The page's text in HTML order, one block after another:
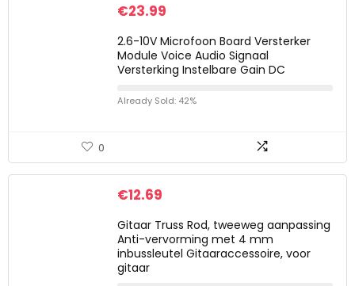
€23.99
2.6-10V Microfoon Board Versterker
Module Voice Audio Signaal
Versterking Instelbare Gain DC
Already Sold: 42%
0
€12.69
Gitaar Truss Rod, tweeweg aanpassing
Anti-vervorming met 4 mm
inbussleutel Gitaaraccessoire, voor
gitaar